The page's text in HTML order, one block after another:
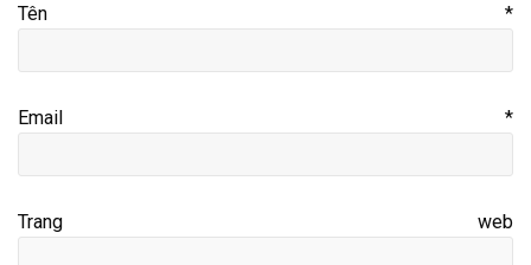
Tên *
Email *
Trang web